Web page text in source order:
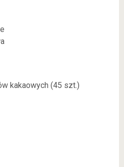
kakaowych (45 szt.)